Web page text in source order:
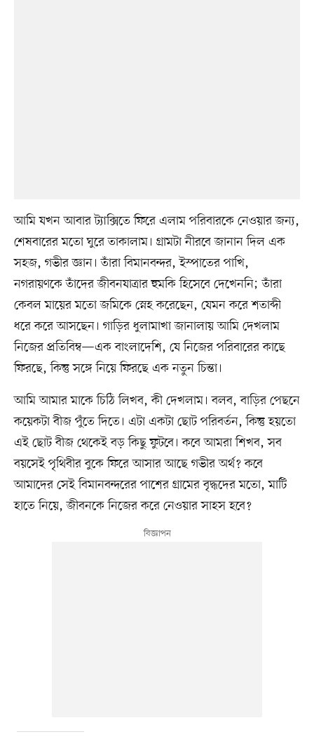
আমি যখন আবার ট্যাক্সিতে ফিরে এলাম পরিবারকে নেওয়ার জন্য,
শেষবারের মতো ঘুরে তাকালাম। গ্রামটা নীরবে জানান দিল এক
সহজ, গভীর জ্ঞান। তাঁরা বিমানবন্দর, ইস্পাতের পাখি,
নগরায়ণকে তাঁদের জীবনযাত্রার হুমকি হিসেবে দেখেননি; তাঁরা
কেবল মায়ের মতো জমিকে স্নেহ করেছেন, যেমন করে শতাব্দী
ধরে করে আসছেন। গাড়ির ধুলামাখা জানালায় আমি দেখলাম
নিজের প্রতিবিম্ব—এক বাংলাদেশি, যে নিজের পরিবারের কাছে
ফিরছে, কিন্তু সঙ্গে নিয়ে ফিরছে এক নতুন চিন্তা।
আমি আমার মাকে চিঠি লিখব, কী দেখলাম। বলব, বাড়ির পেছনে
কয়েকটা বীজ পুঁতে দিতে। এটা একটা ছোট পরিবর্তন, কিন্তু হয়তো
এই ছোট বীজ থেকেই বড় কিছু ফুটবে। কবে আমরা শিখব, সব
বয়সেই পৃথিবীর বুকে ফিরে আসার আছে গভীর অর্থ? কবে
আমাদের সেই বিমানবন্দরের পাশের গ্রামের বৃদ্ধদের মতো, মাটি
হাতে নিয়ে, জীবনকে নিজের করে নেওয়ার সাহস হবে?